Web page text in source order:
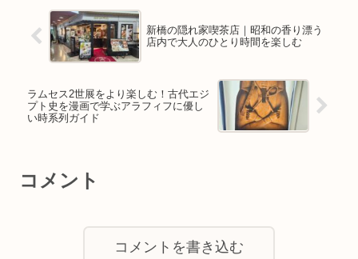
新橋の隠れ家喫茶店｜昭和の香り漂う
店内で大人のひとり時間を楽しむ
ラムセス2世展をより楽しむ！古代エジ
プト史を漫画で学ぶアラフィフに優し
い時系列ガイド
コメント
コメントを書き込む